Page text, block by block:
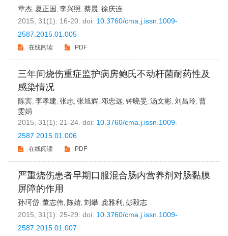
章杰, 夏正国 , 李兴照, 蔡晨, 徐庆连
2015, 31(1): 16-20. doi: 10.3760/cma.j.issn.1009-
2587.2015.01.005
在线阅读 PDF
三年间烧伤重症监护病房鲍氏不动杆菌耐药性及
感染情况
陈宾, 李孝建, 张志, 张旭辉, 邓忠远, 钟晓旻, 汤文彬, 刘昌玲, 曹
雯娟
2015, 31(1): 21-24. doi: 10.3760/cma.j.issn.1009-
2587.2015.01.006
在线阅读 PDF
严重烧伤患者早期口服混合肠内营养剂对肠黏膜
屏障的作用
孙珂岱, 董志伟, 陈婧, 刘攀, 龚雅利 , 彭毅志
2015, 31(1): 25-29. doi: 10.3760/cma.j.issn.1009-
2587.2015.01.007